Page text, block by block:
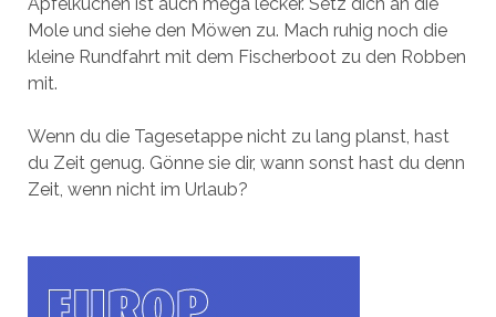
Mole und siehe den Möwen zu. Mach ruhig noch die
kleine Rundfahrt mit dem Fischerboot zu den Robben
mit.
Wenn du die Tagesetappe nicht zu lang planst, hast
du Zeit genug. Gönne sie dir, wann sonst hast du denn
Zeit, wenn nicht im Urlaub?